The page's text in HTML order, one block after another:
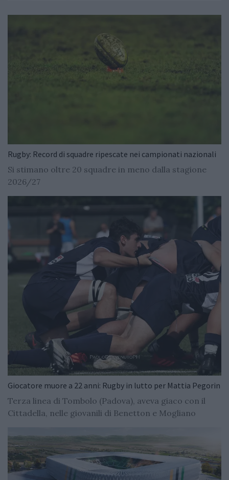
Rugby: Record di squadre ripescate nei campionati nazionali
Si stimano oltre 20 squadre in meno dalla stagione
2026/27
Giocatore muore a 22 anni: Rugby in lutto per Mattia Pegorin
Terza linea di Tombolo (Padova), aveva giaco con il
Cittadella, nelle giovanili di Benetton e Mogliano